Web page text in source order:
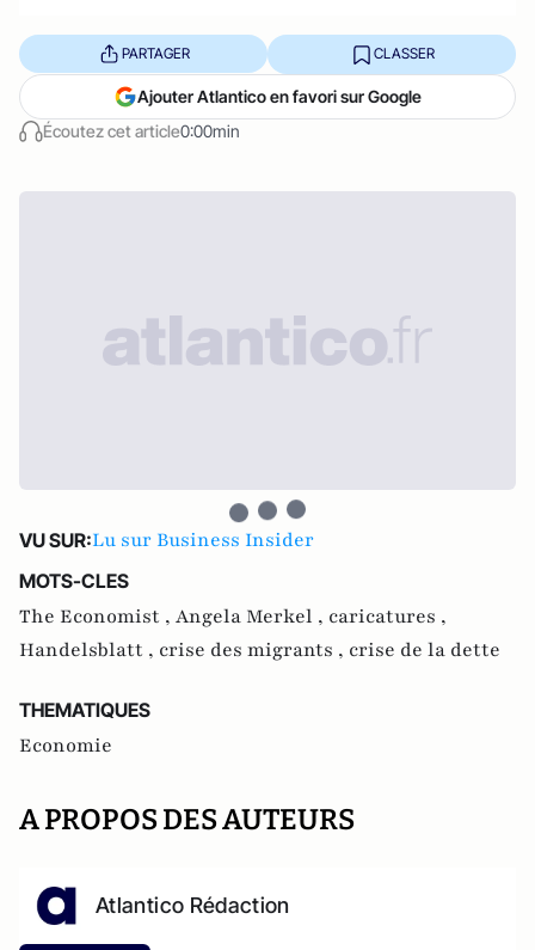
Écoutez cet article0:00min
PARTAGER CLASSER
Ajouter Atlantico en favori sur Google
VU SUR:Lu sur Business Insider
MOTS-CLES
The Economist , Angela Merkel , caricatures ,
Handelsblatt , crise des migrants , crise de la dette
THEMATIQUES
Economie
A PROPOS DES AUTEURS
Atlantico Rédaction